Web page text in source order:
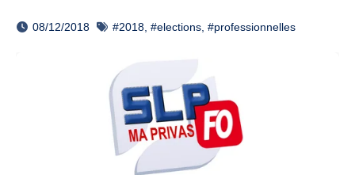
08/12/2018 #2018 #elections #professionnelles